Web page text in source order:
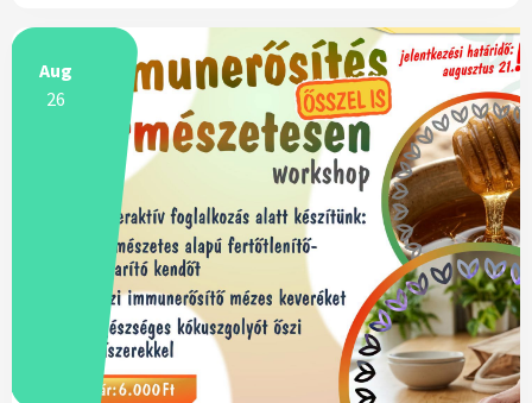
Aug
26